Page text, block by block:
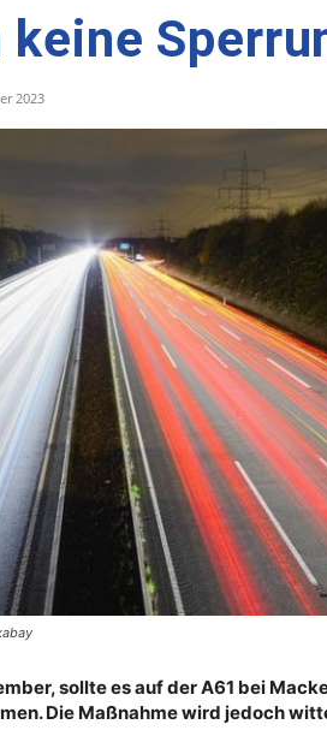
keine
2023
sollte es auf der A61 bei
Die Maßnahme wird jedoch